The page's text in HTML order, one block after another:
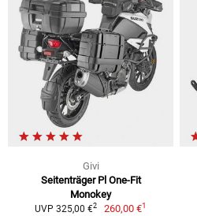
Givi
Seitenträger Pl One-Fit
Monokey
UVP 325,00 €2 260,00 €1